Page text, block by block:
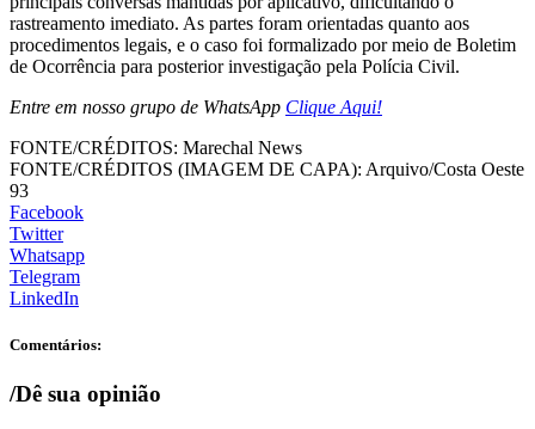
rastreamento imediato. As partes foram orientadas quanto aos
procedimentos legais, e o caso foi formalizado por meio de Boletim
de Ocorrência para posterior investigação pela Polícia Civil.
Entre em nosso grupo de WhatsApp Clique Aqui!
FONTE/CRÉDITOS: Marechal News
FONTE/CRÉDITOS (IMAGEM DE CAPA): Arquivo/Costa Oeste
93
Facebook
Twitter
Whatsapp
Telegram
LinkedIn
Comentários:
/Dê sua opinião